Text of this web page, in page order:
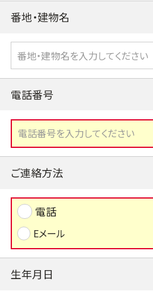
番地・建物名
電話番号
ご連絡方法
電話
Eメール
生年月日